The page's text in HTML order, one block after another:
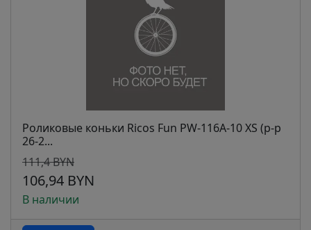
Роликовые коньки Ricos Fun PW-116A-10 XS (р-р
26-2...
111,4 BYN
106,94 BYN
В наличии